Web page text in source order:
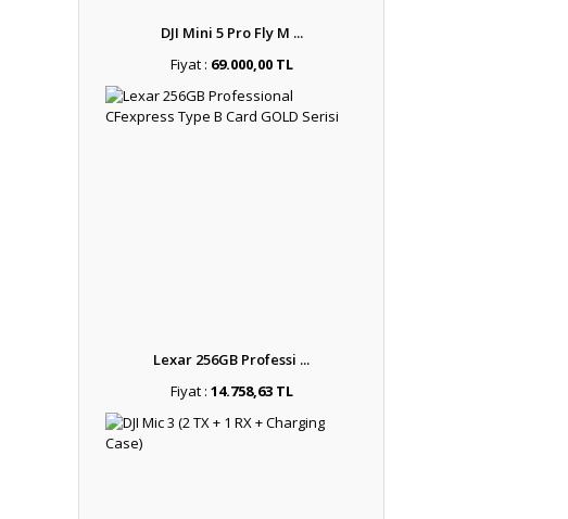
DJI Mini 5 Pro Fly M ...
Fiyat : 69.000,00 TL
Lexar 256GB Professi ...
Fiyat : 14.758,63 TL